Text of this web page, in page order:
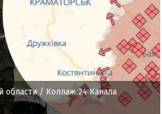
области / Коллаж 24 Канала